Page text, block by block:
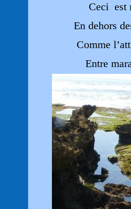
Ceci est
En dehors
Comme
Entre